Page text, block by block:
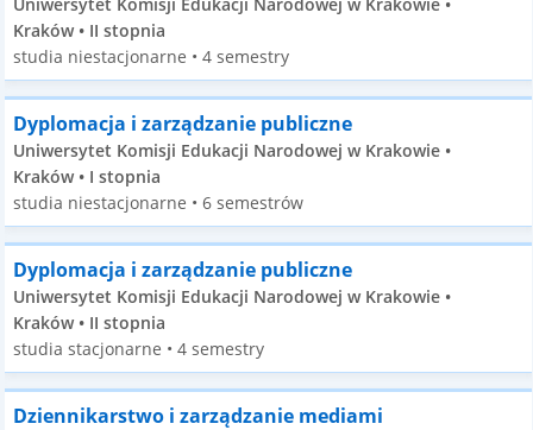
Kraków • II stopnia
studia niestacjonarne • 4 semestry
Dyplomacja i zarządzanie publiczne
Uniwersytet Komisji Edukacji Narodowej w Krakowie •
Kraków • I stopnia
studia niestacjonarne • 6 semestrów
Dyplomacja i zarządzanie publiczne
Uniwersytet Komisji Edukacji Narodowej w Krakowie •
Kraków • II stopnia
studia stacjonarne • 4 semestry
Dziennikarstwo i zarządzanie mediami